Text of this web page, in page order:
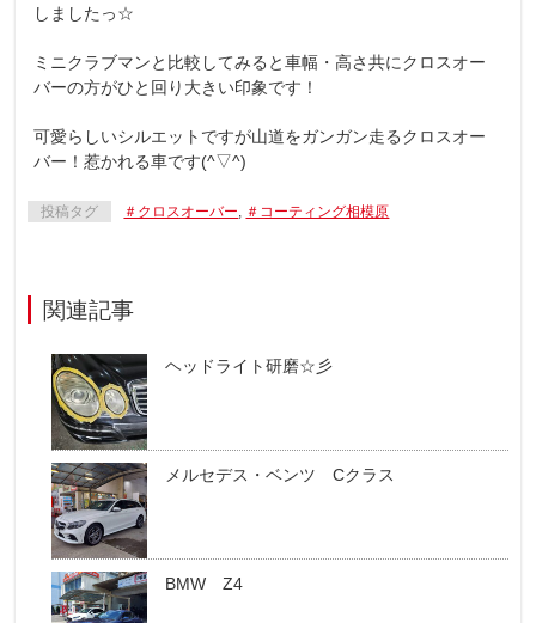
しましたっ☆
ミニクラブマンと比較してみると車幅・高さ共にクロスオー
バーの方がひと回り大きい印象です！
可愛らしいシルエットですが山道をガンガン走るクロスオー
バー！惹かれる車です(^▽^)
投稿タグ ＃クロスオーバー, ＃コーティング相模原
関連記事
ヘッドライト研磨☆彡
メルセデス・ベンツ Cクラス
BMW Z4